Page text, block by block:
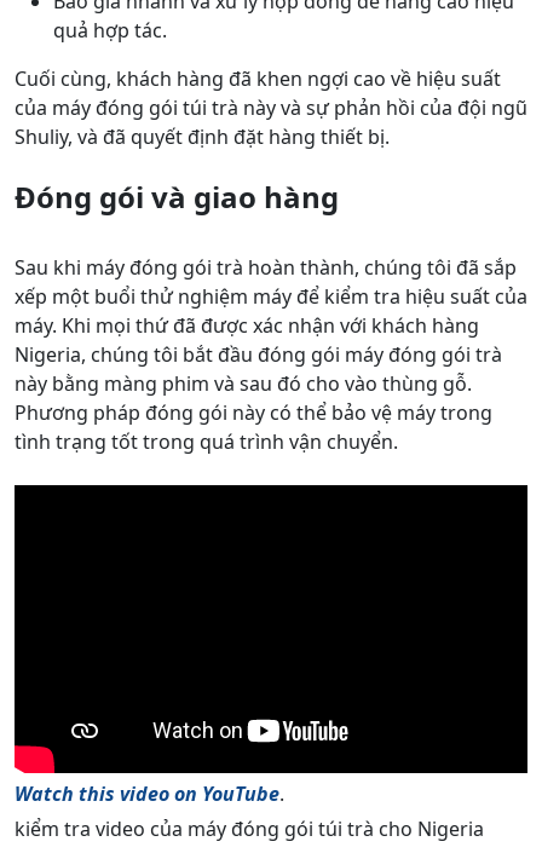
quả hợp tác.
Cuối cùng, khách hàng đã khen ngợi cao về hiệu suất
của máy đóng gói túi trà này và sự phản hồi của đội ngũ
Shuliy, và đã quyết định đặt hàng thiết bị.
Đóng gói và giao hàng
Sau khi máy đóng gói trà hoàn thành, chúng tôi đã sắp
xếp một buổi thử nghiệm máy để kiểm tra hiệu suất của
máy. Khi mọi thứ đã được xác nhận với khách hàng
Nigeria, chúng tôi bắt đầu đóng gói máy đóng gói trà
này bằng màng phim và sau đó cho vào thùng gỗ.
Phương pháp đóng gói này có thể bảo vệ máy trong
tình trạng tốt trong quá trình vận chuyển.
Watch this video on YouTube.
kiểm tra video của máy đóng gói túi trà cho Nigeria